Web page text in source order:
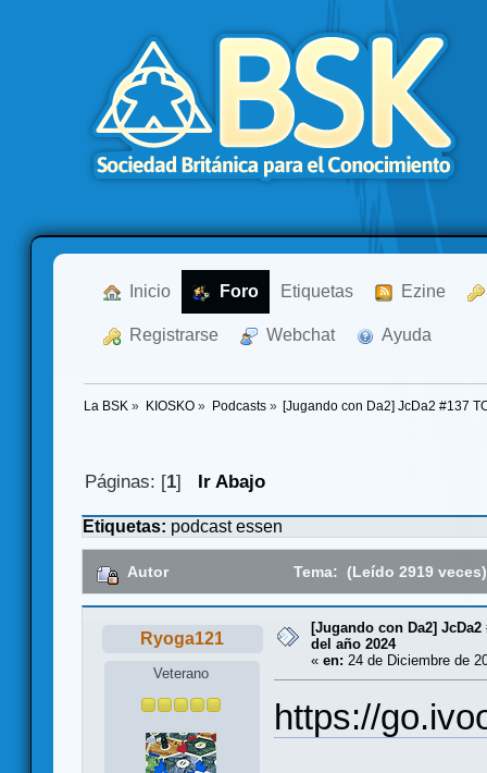
Inicio Foro Etiquetas Ezine
Registrarse Webchat Ayuda
La BSK » KIOSKO» Podcasts» [Jugando con Da2] JcDa2 #137
Páginas: [1] Ir Abajo
Etiquetas: podcast essen
Autor Tema: (Leído 2919 veces)
Ryoga121
Veterano
[Jugando con Da2] JcDa2
del año 2024
« en: 24 de Diciembre de
https://